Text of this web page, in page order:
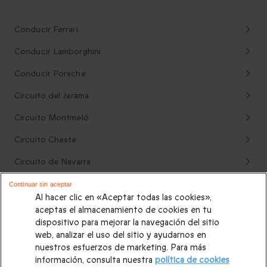
Conducir Ferrari
Conducir Lamborghini
Conducir Porsche
Circuito del Jarama
Circuito Montmeló
Circuito Cheste
Circuito de Navarra
Circuito de Brunete
Rutas 4x4
Karting
Rutas en quad
Al hacer clic en «Aceptar todas las cookies»,
aceptas el almacenamiento de cookies en tu
dispositivo para mejorar la navegación del sitio
web, analizar el uso del sitio y ayudarnos en
nuestros esfuerzos de marketing. Para más
información, consulta nuestra política de cookies
Continuar sin aceptar